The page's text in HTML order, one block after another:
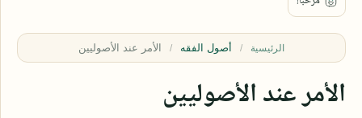
الرئيسية أصول الفقه
الأمر عند الأصوليين